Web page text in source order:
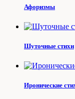
Афоризмы
Шуточные стихи
Иронические